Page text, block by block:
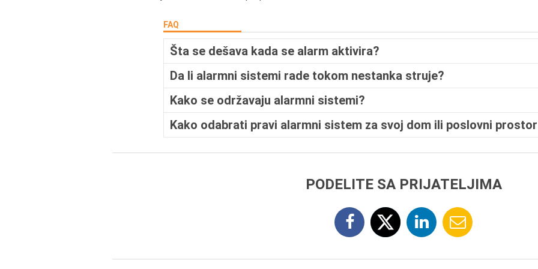
FAQ
Šta se dešava kada se alarm aktivira?
Da li alarmni sistemi rade tokom nestanka struje?
Kako se održavaju alarmni sistemi?
Kako odabrati pravi alarmni sistem za svoj dom ili poslovni
PODELITE SA PRIJATELJIMA